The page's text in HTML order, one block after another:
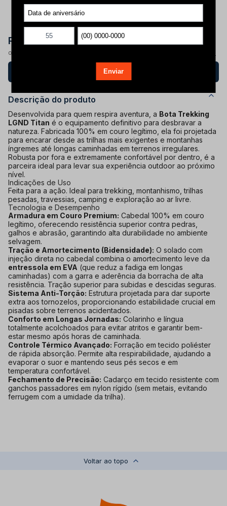
R$ 638,00
ou
Comprar junto
Descrição do produto
Desenvolvida para quem respira aventura, a Bota Trekking
LGND Titan é o equipamento definitivo para desbravar a
natureza. Fabricada 100% em couro legítimo, ela foi projetada
para encarar desde as trilhas mais exigentes e montanhas
íngremes até longas caminhadas em terrenos irregulares.
Robusta por fora e extremamente confortável por dentro, é a
parceira ideal para levar sua experiência outdoor ao próximo
nível.
Indicações de Uso
Feita para a ação. Ideal para trekking, montanhismo, trilhas
pesadas, travessias, camping e exploração ao ar livre.
Tecnologia e Desempenho
Armadura em Couro Premium: Cabedal 100% em couro
legítimo, oferecendo resistência superior contra pedras,
galhos e abrasão, garantindo alta durabilidade no ambiente
selvagem.
Tração e Amortecimento (Bidensidade): O solado com
injeção direta no cabedal combina o amortecimento leve da
entressola em EVA (que reduz a fadiga em longas
caminhadas) com a garra e aderência da borracha de alta
resistência. Tração superior para subidas e descidas seguras.
Sistema Anti-Torção: Estrutura projetada para dar suporte
extra aos tornozelos, proporcionando estabilidade crucial em
pisadas sobre terrenos acidentados.
Conforto em Longas Jornadas: Colarinho e língua
totalmente acolchoados para evitar atritos e garantir bem-
estar mesmo após horas de caminhada.
Controle Térmico Avançado: Forração em tecido poliéster
de rápida absorção. Permite alta respirabilidade, ajudando a
evaporar o suor e mantendo seus pés secos e em
temperatura confortável.
Fechamento de Precisão: Cadarço em tecido resistente com
ganchos passadores em nylon rígido (sem metais, evitando
ferrugem com a umidade da trilha).
Voltar ao topo